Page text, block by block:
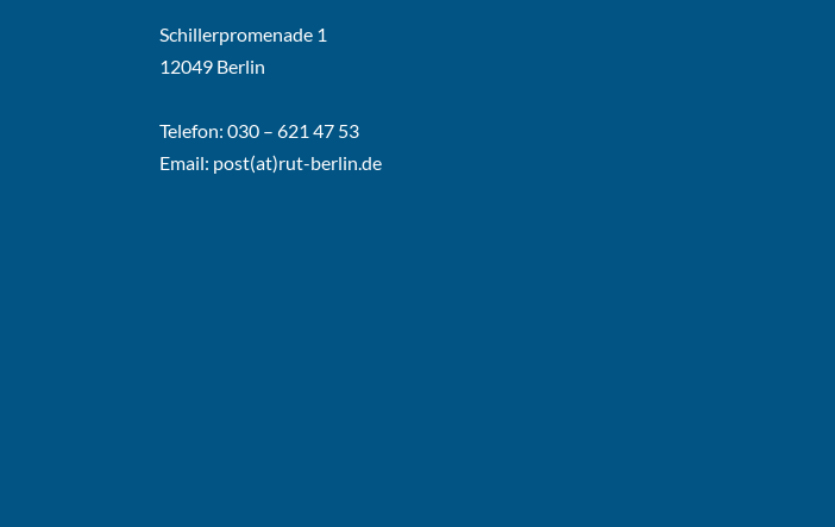
Schillerpromenade 1
12049 Berlin
Telefon: 030 – 621 47 53
Email: post(at)rut-berlin.de